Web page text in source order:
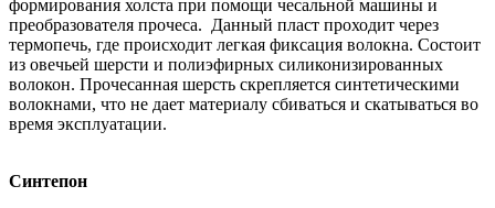
формирования холста при помощи чесальной машины и
преобразователя прочеса. Данный пласт проходит через
термопечь, где происходит легкая фиксация волокна. Состоит
из овечьей шерсти и полиэфирных силиконизированных
волокон. Прочесанная шерсть скрепляется синтетическими
волокнами, что не дает материалу сбиваться и скатываться во
время эксплуатации.
Синтепон